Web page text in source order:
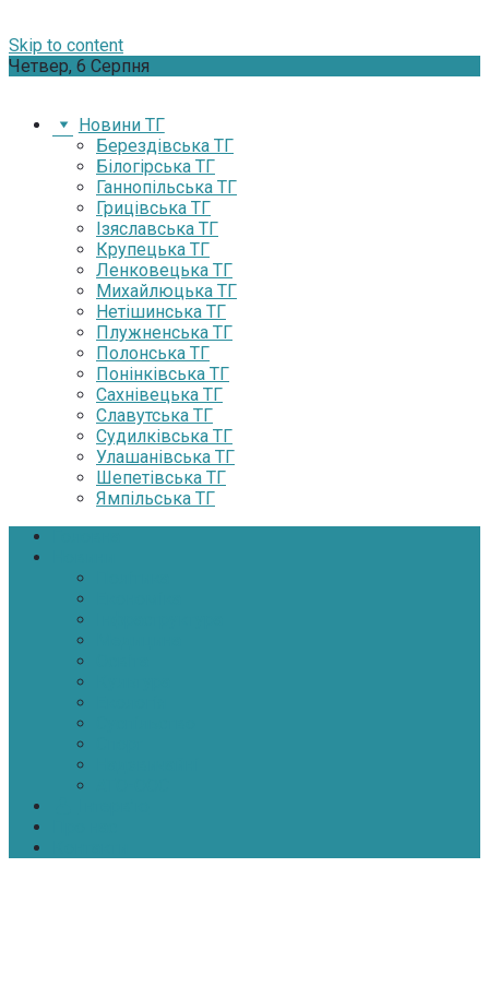
Skip to content
Четвер, 6 Серпня
Новини ТГ
Берездівська ТГ
Білогірська ТГ
Ганнопільська ТГ
Грицівська ТГ
Ізяславська ТГ
Крупецька ТГ
Ленковецька ТГ
Михайлюцька ТГ
Нетішинська ТГ
Плужненська ТГ
Полонська ТГ
Понінківська ТГ
Сахнівецька ТГ
Славутська ТГ
Судилківська ТГ
Улашанівська ТГ
Шепетівська ТГ
Ямпільська ТГ